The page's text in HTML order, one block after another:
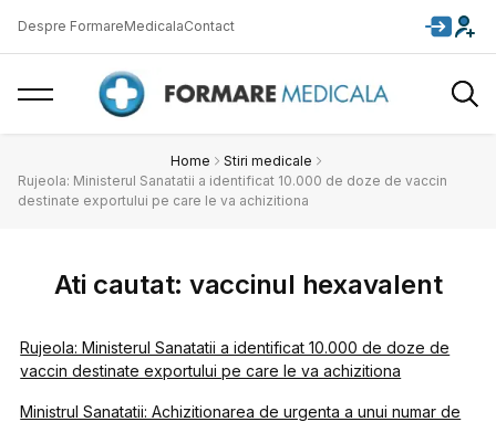
Despre FormareMedicalaContact
Home
Stiri medicale
Rujeola: Ministerul Sanatatii a identificat 10.000 de doze de vaccin
destinate exportului pe care le va achizitiona
Ati cautat: vaccinul hexavalent
Rujeola: Ministerul Sanatatii a identificat 10.000 de doze de
vaccin destinate exportului pe care le va achizitiona
Ministrul Sanatatii: Achizitionarea de urgenta a unui numar de